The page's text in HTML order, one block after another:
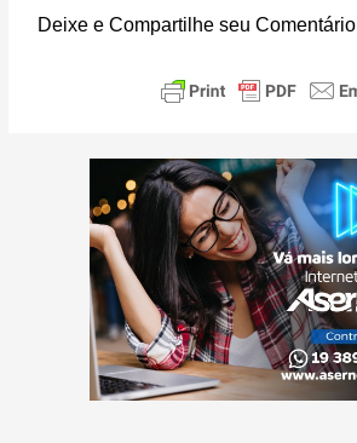
Deixe e Compartilhe seu Comentário